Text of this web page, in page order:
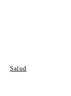
Salud